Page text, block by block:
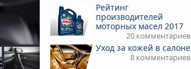
Рейтинг
производителей
моторных масел 2017
20 комментариев
Уход за кожей в салоне
8 комментариев